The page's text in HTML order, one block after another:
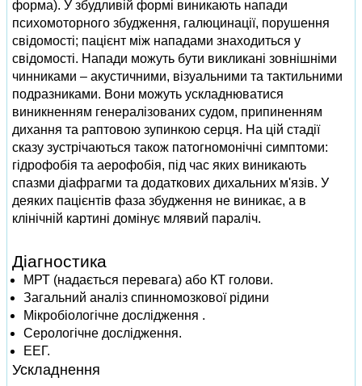
форма). У збудливій формі виникають напади
психомоторного збудження, галюцинації, порушення
свідомості; пацієнт між нападами знаходиться у
свідомості. Напади можуть бути викликані зовнішніми
чинниками – акустичними, візуальними та тактильними
подразниками. Вони можуть ускладнюватися
виникненням генералізованих судом, припиненням
дихання та раптовою зупинкою серця. На цій стадії
сказу зустрічаються також патогномонічні симптоми:
гідрофобія та аерофобія, під час яких виникають
спазми діафрагми та додаткових дихальних м'язів. У
деяких пацієнтів фаза збудження не виникає, а в
клінічній картині домінує млявий параліч.
Діагностика
МРТ (надається перевага) або КТ голови.
Загальний аналіз спинномозкової рідини
Мікробіологічне дослідження .
Серологічне дослідження.
ЕЕГ.
Ускладнення